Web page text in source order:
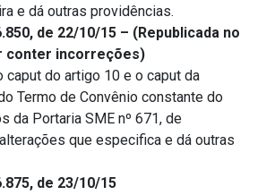
e dá outras providências.
de 22/10/15 – (Republicada no
conter incorreções)
caput do artigo 10 e o caput da
Termo de Convênio constante do
da Portaria SME nº 671, de
que especifica e dá outras
de 23/10/15